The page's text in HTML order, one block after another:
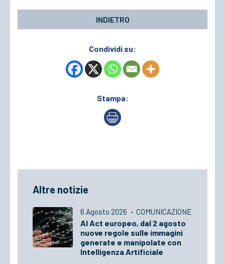
INDIETRO
Condividi su:
Stampa:
Altre notizie
6 Agosto 2026 · COMUNICAZIONE
AI Act europeo, dal 2 agosto
nuove regole sulle immagini
generate e manipolate con
Intelligenza Artificiale